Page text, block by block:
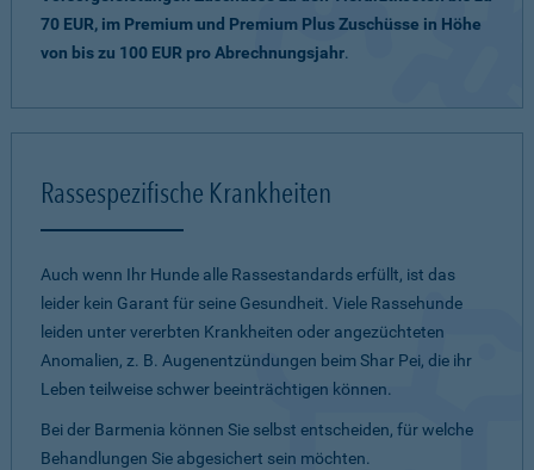
70 EUR, im Premium und Premium Plus Zuschüsse in Höhe
von bis zu 100 EUR pro Abrechnungsjahr.
Rassespezifische Krankheiten
Auch wenn Ihr Hunde alle Rassestandards erfüllt, ist das
leider kein Garant für seine Gesundheit. Viele Rassehunde
leiden unter vererbten Krankheiten oder angezüchteten
Anomalien, z. B. Augenentzündungen beim Shar Pei, die ihr
Leben teilweise schwer beeinträchtigen können.
Bei der Barmenia können Sie selbst entscheiden, für welche
Behandlungen Sie abgesichert sein möchten.